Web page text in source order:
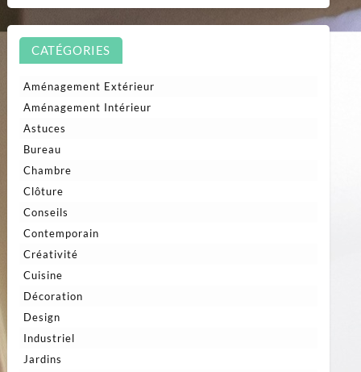
CATÉGORIES
Aménagement Extérieur
Aménagement Intérieur
Astuces
Bureau
Chambre
Clôture
Conseils
Contemporain
Créativité
Cuisine
Décoration
Design
Industriel
Jardins